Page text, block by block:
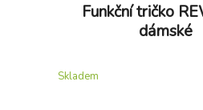
Funkční tričko
dámské
Skladem